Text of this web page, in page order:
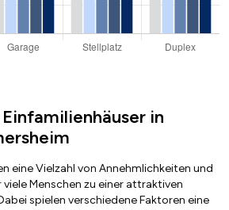
in
eine Vielzahl von Annehmlichkeiten und
viele Menschen zu einer attraktiven
spielen verschiedene Faktoren eine